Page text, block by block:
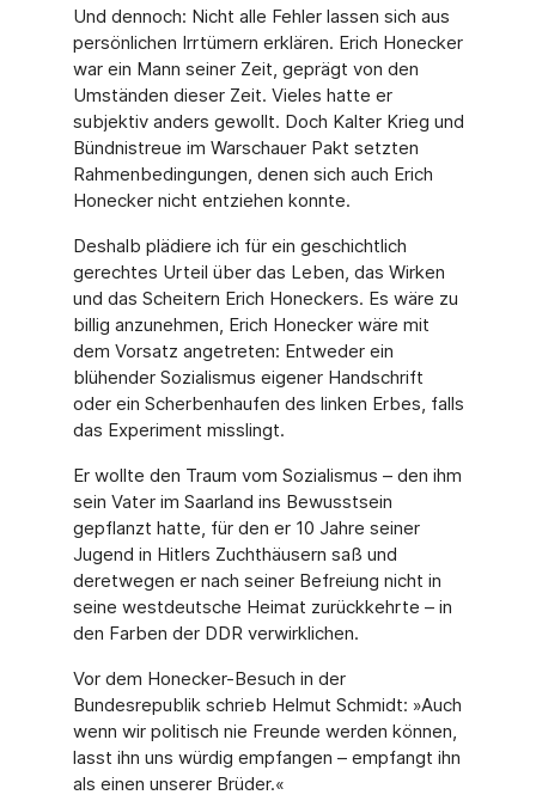
Und dennoch: Nicht alle Fehler lassen sich aus
persönlichen Irrtümern erklären. Erich Honecker
war ein Mann seiner Zeit, geprägt von den
Umständen dieser Zeit. Vieles hat­te er
subjektiv anders gewollt. Doch Kalter Krieg und
Bündnistreue im Warschauer Pakt setzten
Rahmenbedingungen, denen sich auch Erich
Honecker nicht entziehen konnte.
Deshalb plädiere ich für ein geschichtlich
gerechtes Urteil über das Leben, das Wirken
und das Scheitern Erich Honeckers. Es wäre zu
billig anzunehmen, Erich Honecker wäre mit
dem Vorsatz angetreten: Entweder ein
blühender Sozialismus eigener Handschrift
oder ein Scherbenhaufen des linken Erbes, falls
das Experiment misslingt.
Er wollte den Traum vom Sozialismus – den ihm
sein Vater im Saarland ins Bewusstsein
gepflanzt hatte, für den er 10 Jahre seiner
Jugend in Hitlers Zuchthäusern saß und
deretwegen er nach seiner Befreiung nicht in
seine westdeutsche Heimat zurückkehrte – in
den Farben der DDR verwirklichen.
Vor dem Honecker-Besuch in der
Bundesrepublik schrieb Helmut Schmidt: »Auch
wenn wir politisch nie Freunde werden können,
lasst ihn uns würdig empfangen – empfangt ihn
als einen unserer Brüder.«